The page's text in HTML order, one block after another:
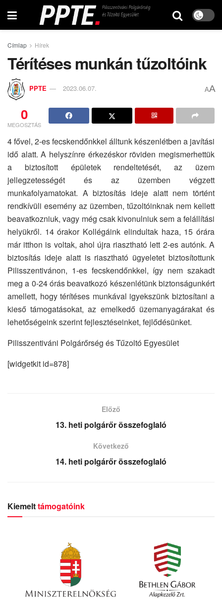
Címlap Hírek
Térítéses munkán tűzoltóink
PPTE 2023.06.07. AA
0
MEGOSZTÁS
4 fővel, 2-es fecskendőnkkel álltunk készenlétben a javítási
idő alatt. A helyszínre érkezéskor röviden megismerhettük
a biztosított épületek rendeltetését, az üzem
jellegzetességét és az üzemben végzett
munkafolyamatokat. A biztosítás ideje alatt nem történt
rendkívüli esemény az üzemben, tűzoltóinknak nem kellett
beavatkozniuk, vagy még csak kivonulniuk sem a felállítási
helyükről. 14 órakor Kollégáink elindultak haza, 15 órára
már itthon is voltak, ahol újra riasztható lett 2-es autónk. A
biztosítás ideje alatt is riasztható ügyeletet biztosítottunk
Pilisszentivánon, 1-es fecskendőnkkel, így nem szakadt
meg a 0-24 órás beavatkozó készenlétünk biztonságunkért
amellett, hogy térítéses munkával igyekszünk biztosítani a
kieső támogatásokat, az emelkedő üzemanyagárakat és
lehetőségeink szerint fejlesztéseinket, fejlődésünket.
Pilisszentiváni Polgárőrség és Tűzoltó Egyesület
[widgetkit id=878]
Előző
13. heti polgárőr összefoglaló
Következő
14. heti polgárőr összefoglaló
Kiemelttámogatóink